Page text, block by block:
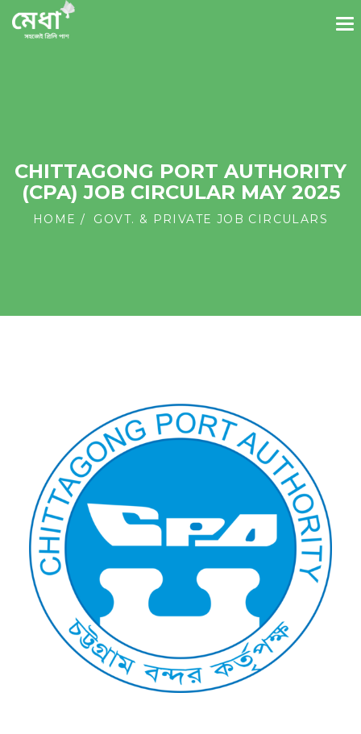
CHITTAGONG PORT AUTHORITY
(CPA) JOB CIRCULAR MAY 2025
HOME GOVT. & PRIVATE JOB CIRCULARS